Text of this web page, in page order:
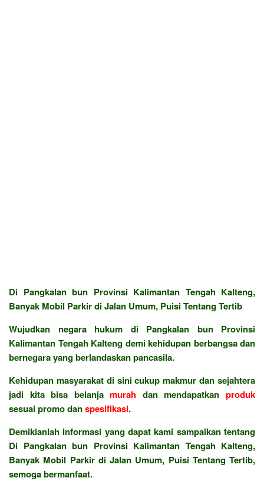
Di Pangkalan bun Provinsi Kalimantan Tengah Kalteng,
Banyak Mobil Parkir di Jalan Umum, Puisi Tentang Tertib
Wujudkan negara hukum di Pangkalan bun Provinsi
Kalimantan Tengah Kalteng demi kehidupan berbangsa dan
bernegara yang berlandaskan pancasila.
Kehidupan masyarakat di sini cukup makmur dan sejahtera
jadi kita bisa belanjamurah dan mendapatkanproduk
sesuai promo danspesifikasi.
Demikianlah informasi yang dapat kami sampaikan tentang
Di Pangkalan bun Provinsi Kalimantan Tengah Kalteng,
Banyak Mobil Parkir di Jalan Umum, Puisi Tentang Tertib,
semoga bermanfaat.